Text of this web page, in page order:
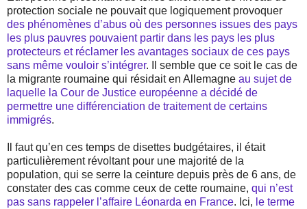
protection sociale ne pouvait que logiquement provoquer
des phénomènes d’abus où des personnes issues des pays
les plus pauvres pouvaient partir dans les pays les plus
protecteurs et réclamer les avantages sociaux de ces pays
sans même vouloir s’intégrer. Il semble que ce soit le cas de
la migrante roumaine qui résidait en Allemagne au sujet de
laquelle la Cour de Justice européenne a décidé de
permettre une différenciation de traitement de certains
immigrés.
Il faut qu’en ces temps de disettes budgétaires, il était
particulièrement révoltant pour une majorité de la
population, qui se serre la ceinture depuis près de 6 ans, de
constater des cas comme ceux de cette roumaine, qui n’est
pas sans rappeler l’affaire Léonarda en France. Ici, le terme